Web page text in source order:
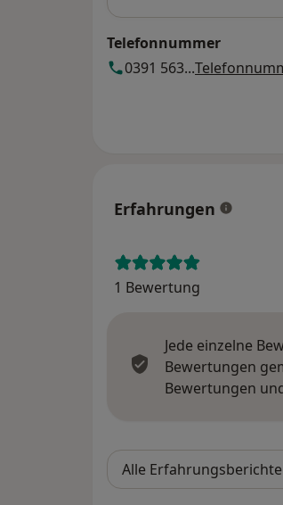
Telefonnummer
0391 563...
Erfahrungen
1 Bewertung
Jede einzelne
Bewertungen
Bewertungen